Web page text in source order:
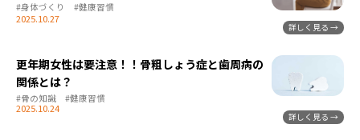
2025.10.27
#身体づくり #健康習慣
更年期女性は要注意！！骨粗しょう症と歯周病の
関係とは？
2025.10.24
#骨の知識 #健康習慣